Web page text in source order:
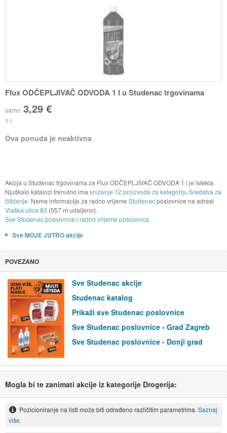
Flux ODČEPLJIVAČ ODVODA 1 l u Studenac trgovinama
samo 3,29 €
1 l
Ova ponuda je neaktivna
Akcija u Studenac trgovinama za Flux ODČEPLJIVAČ ODVODA 1 l je istekla.
Njuškalo katalozi trenutno ima sniženje 12 proizvoda za kategoriju Sredstva za
čišćenje. Nema informacije za radno vrijeme Studenacposlovnice na adresi
Vlaška ulica 83 (557 m udaljeno).
Sve Studenac poslovnice i radno vrijeme poslovnica.
Sve MOJE JUTRO akcije
POVEZANO
Sve Studenac akcije
Studenac katalog
Prikaži sve Studenac poslovnice
Sve Studenac poslovnice - Grad Zagreb
Sve Studenac poslovnice - Donji grad
Mogla bi te zanimati akcije iz kategorije Drogerija:
Pozicioniranje na listi može biti određeno različitim parametrima. Saznaj
više.